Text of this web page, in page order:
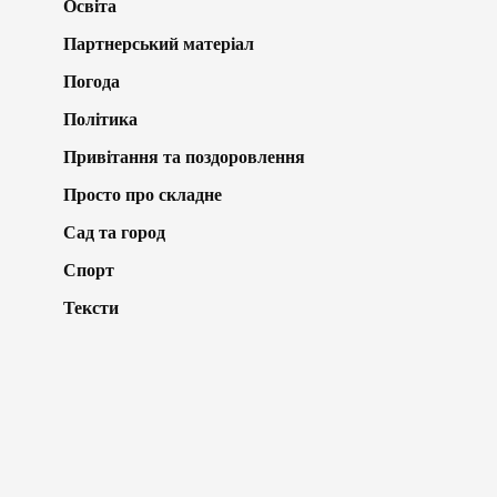
Освіта
Партнерський матеріал
Погода
Політика
Привітання та поздоровлення
Просто про складне
Сад та город
Спорт
Тексти